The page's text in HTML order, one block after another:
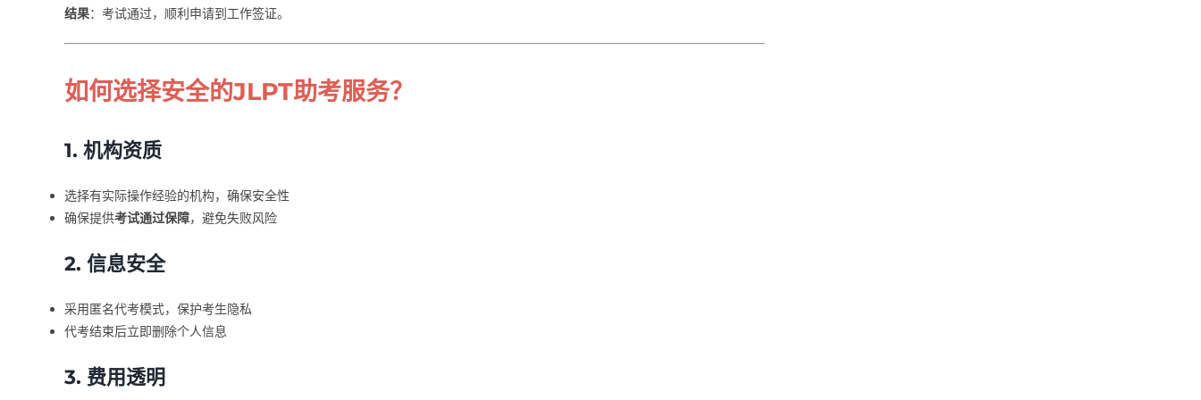
结果：考试通过，顺利申请到工作签证。
如何选择安全的JLPT助考服务？
1. 机构资质
选择有实际操作经验的机构，确保安全性
确保提供考试通过保障，避免失败风险
2. 信息安全
采用匿名代考模式，保护考生隐私
代考结束后立即删除个人信息
3. 费用透明